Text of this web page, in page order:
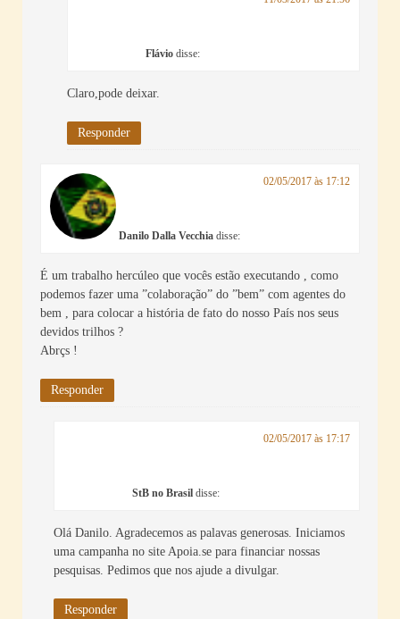
Flávio disse:
Claro,pode deixar.
Responder
Danilo Dalla Vecchia disse:
02/05/2017 às 17:12
É um trabalho hercúleo que vocês estão executando , como
podemos fazer uma ”colaboração” do ”bem” com agentes do
bem , para colocar a história de fato do nosso País nos seus
devidos trilhos ?
Abrçs !
Responder
StB no Brasil disse:
02/05/2017 às 17:17
Olá Danilo. Agradecemos as palavas generosas. Iniciamos
uma campanha no site Apoia.se para financiar nossas
pesquisas. Pedimos que nos ajude a divulgar.
Responder